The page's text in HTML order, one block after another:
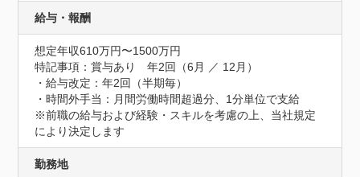
給与・報酬
想定年収610万円〜1500万円
特記事項：賞与あり　年2回（6月 ／ 12月）
・給与改定：年2回（半期毎）
・時間外手当：月間労働時間超過分、1分単位で支給
※前職の給与および経験・スキルを考慮の上、当社規定
により決定します
勤務地